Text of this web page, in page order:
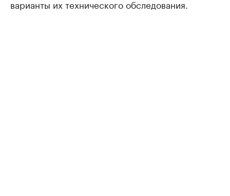
варианты их технического обследования.